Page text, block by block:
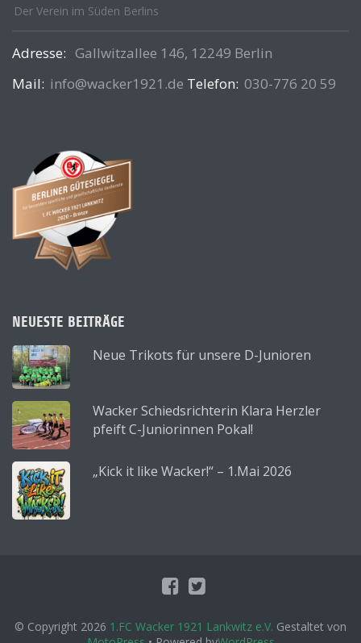
Der Verein im Süden Berlins
Adresse: Gallwitzallee 146, 12249 Berlin
Mail: info@wacker1921.de Telefon: 030-776 20 59
NEUESTE BEITRÄGE
Neue Trikots für unsere D-Junioren
Wacker Schiedsrichterin Klara Herzler
pfeift C-Juniorinnen Pokal!
„Kick it like Wacker!“ – 1.Mai 2026
© Copyright 2026 1.FC Wacker 1921 Lankwitz e.V. Gestaltet von